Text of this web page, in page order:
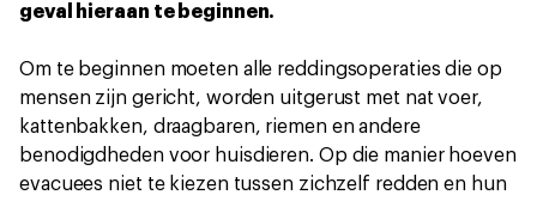
geval hieraan te beginnen.
Om te beginnen moeten alle reddingsoperaties die op
mensen zijn gericht, worden uitgerust met nat voer,
kattenbakken, draagbaren, riemen en andere
benodigdheden voor huisdieren. Op die manier hoeven
evacuees niet te kiezen tussen zichzelf redden en hun